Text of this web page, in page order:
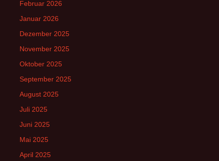
Februar 2026
Januar 2026
Dezember 2025
November 2025
Oktober 2025
September 2025
August 2025
Juli 2025
Juni 2025
Mai 2025
April 2025